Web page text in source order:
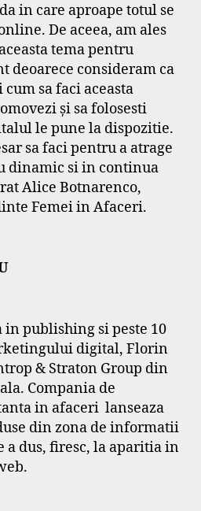
in care aproape totul se
De aceea, am ales
tema pentru
deoarece consideram ca
sa faci aceasta
și sa folosesti
le pune la dispozitie.
sa faci pentru a atrage
dinamic si in continua
Alice Botnarenco,
Femei in Afaceri.
in publishing si peste 10
digital, Florin
& Straton Group din
Compania de
in afaceri lanseaza
din zona de informatii
a dus, firesc, la aparitia in